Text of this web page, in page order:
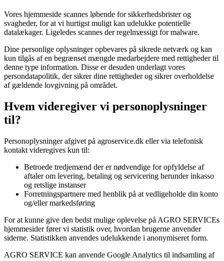
Vores hjemmeside scannes løbende for sikkerhedsbrister og
svagheder, for at vi hurtigst muligt kan udelukke potentielle
datalækager. Ligeledes scannes der regelmæssigt for malware.
Dine personlige oplysninger opbevares på sikrede netværk og kan
kun tilgås af en begrænset mængde medarbejdere med rettigheder til
denne type information. Disse er desuden underlagt vores
persondatapolitik, der sikrer dine rettigheder og sikrer overholdelse
af gældende lovgivning på området.
Hvem videregiver vi personoplysninger
til?
Personoplysninger afgivet på agroservice.dk eller via telefonisk
kontakt videregives kun til:
Betroede tredjemænd der er nødvendige for opfyldelse af
aftaler om levering, betaling og servicering herunder inkasso
og retslige instanser
Forretningspartnere med henblik på at vedligeholde din konto
og/eller markedsføring
For at kunne give den bedst mulige oplevelse på AGRO SERVICEs
hjemmesider fører vi statistik over, hvordan brugerne anvender
siderne. Statistikken anvendes udelukkende i anonymiseret form.
AGRO SERVICE kan anvende Google Analytics til indsamling af